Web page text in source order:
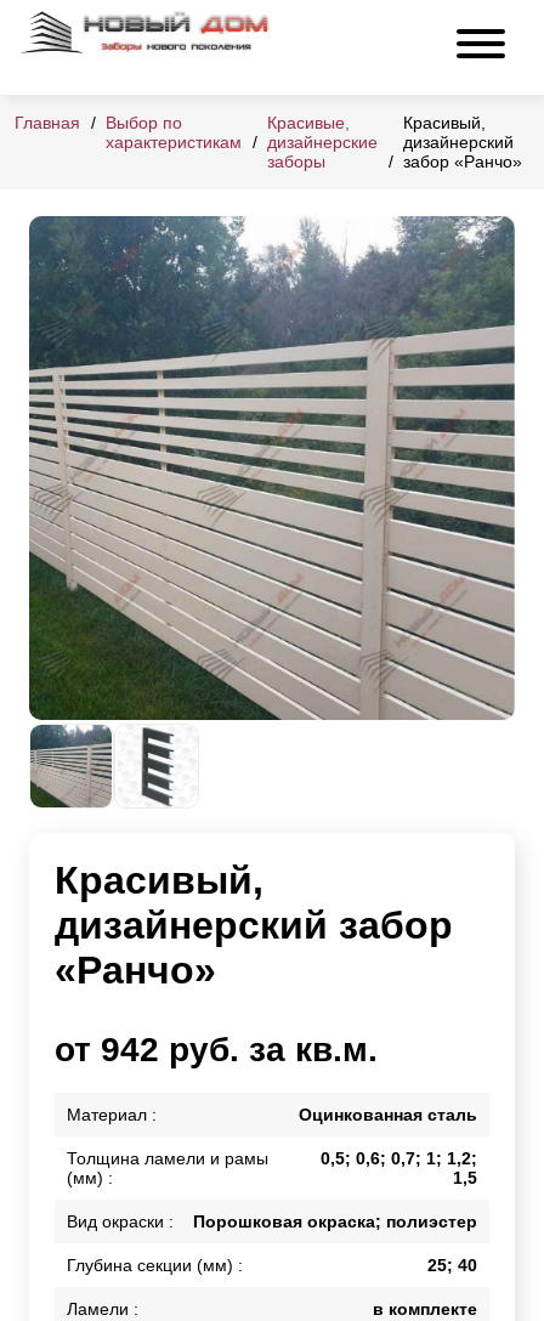
Главная
Выбор по
характеристикам
Красивые,
дизайнерские
заборы
Красивый,
дизайнерский
забор «Ранчо»
Красивый,
дизайнерский забор
«Ранчо»
от 942 руб. за кв.м.
Материал : Оцинкованная сталь
Толщина ламели и рамы
(мм) :
0,5; 0,6; 0,7; 1; 1,2;
1,5
Вид окраски : Порошковая окраска; полиэстер
Глубина секции (мм) : 25; 40
Ламели : в комплекте